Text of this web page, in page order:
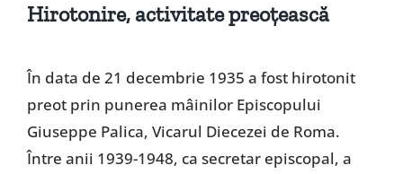
Hirotonire, activitate preoţească
În data de 21 decembrie 1935 a fost hirotonit
preot prin punerea mâinilor Episcopului
Giuseppe Palica, Vicarul Diecezei de Roma.
Între anii 1939-1948, ca secretar episcopal, a